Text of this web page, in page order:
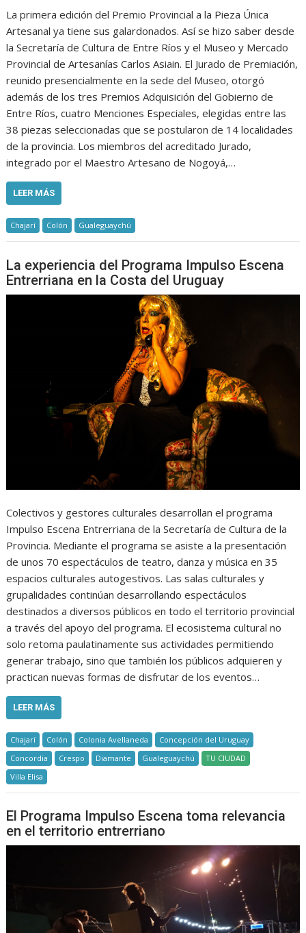
La primera edición del Premio Provincial a la Pieza Única
Artesanal ya tiene sus galardonados. Así se hizo saber desde
la Secretaría de Cultura de Entre Ríos y el Museo y Mercado
Provincial de Artesanías Carlos Asiain. El Jurado de Premiación,
reunido presencialmente en la sede del Museo, otorgó
además de los tres Premios Adquisición del Gobierno de
Entre Ríos, cuatro Menciones Especiales, elegidas entre las
38 piezas seleccionadas que se postularon de 14 localidades
de la provincia. Los miembros del acreditado Jurado,
integrado por el Maestro Artesano de Nogoyá,…
LEER MÁS
Chajarí Colón Gualeguaychú
La experiencia del Programa Impulso Escena
Entrerriana en la Costa del Uruguay
Colectivos y gestores culturales desarrollan el programa
Impulso Escena Entrerriana de la Secretaría de Cultura de la
Provincia. Mediante el programa se asiste a la presentación
de unos 70 espectáculos de teatro, danza y música en 35
espacios culturales autogestivos. Las salas culturales y
grupalidades continúan desarrollando espectáculos
destinados a diversos públicos en todo el territorio provincial
a través del apoyo del programa. El ecosistema cultural no
solo retoma paulatinamente sus actividades permitiendo
generar trabajo, sino que también los públicos adquieren y
practican nuevas formas de disfrutar de los eventos…
LEER MÁS
Chajarí Colón Colonia Avellaneda
Concepción del Uruguay
Concordia
Crespo Diamante Gualeguaychú
TU CIUDAD
Villa Elisa
El Programa Impulso Escena toma relevancia
en el territorio entrerriano